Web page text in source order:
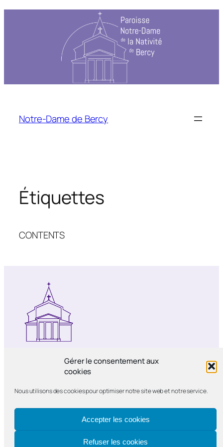
Gérer le consentement aux
cookies
Nous utilisons des cookies pour optimiser notre site web et notre service.
Accepter les cookies
Refuser les cookies
Notre-Dame de Bercy
Étiquettes
CONTENTS
Notre-Dame de Bercy
Paroisse catholique Notre-Dame de la